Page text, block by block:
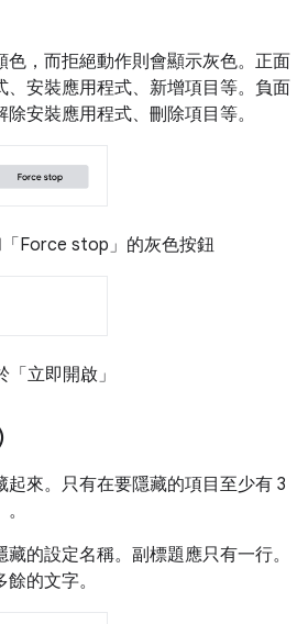
色，而拒絕動作則會顯示灰色。正面
、安裝應用程式、新增項目等。負面
安裝應用程式、刪除項目等。
「Force stop」的灰色按鈕
立即開啟」
起來。只有在要隱藏的項目至少有 3
的設定名稱。副標題應只有一行。
的文字。